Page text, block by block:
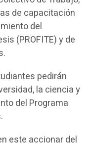
de capacitación
del
(PROFITE) y de
pedirán
la ciencia y
del Programa
este accionar del